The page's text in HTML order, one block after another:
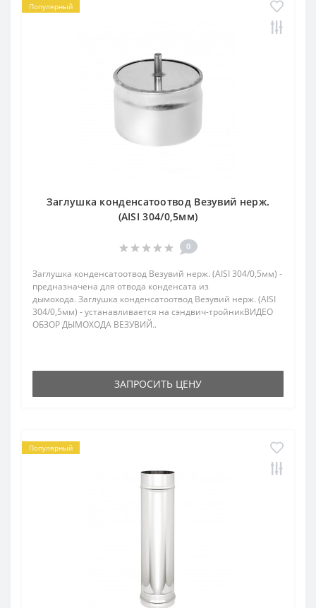
Популярный
Заглушка конденсатоотвод Везувий нерж.
(AISI 304/0,5мм)
0
Заглушка конденсатоотвод Везувий нерж. (AISI 304/0,5мм) -
предназначена для отвода конденсата из
дымохода. Заглушка конденсатоотвод Везувий нерж. (AISI
304/0,5мм) - устанавливается на сэндвич-тройникВИДЕО
ОБЗОР ДЫМОХОДА ВЕЗУВИЙ..
ЗАПРОСИТЬ ЦЕНУ
Популярный